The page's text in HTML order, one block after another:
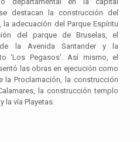
destacan la construcción del
adecuación del Parque Espíritu
del parque de Bruselas, el
la Avenida Santander y la
‘Los Pegasos’. Así mismo, el
las obras en ejecución como
la Proclamación, la construcción
la construcción templo
la vía Playetas.